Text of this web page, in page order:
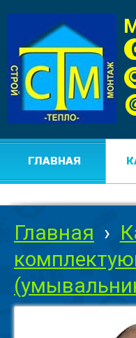
ГЛАВНАЯ
Главная ›